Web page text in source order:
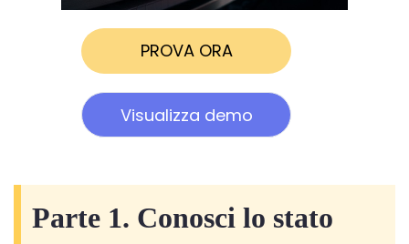
PROVA ORA
Visualizza demo
Parte 1. Conosci lo stato